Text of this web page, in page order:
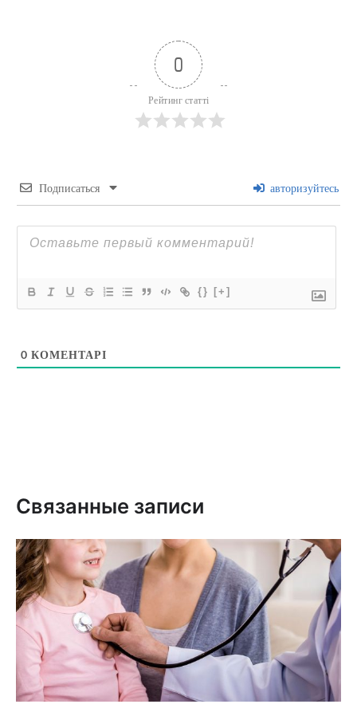
0
Рейтинг статті
Подписаться авторизуйтесь
{} [+]
0 КОМЕНТАРІ
Связанные записи